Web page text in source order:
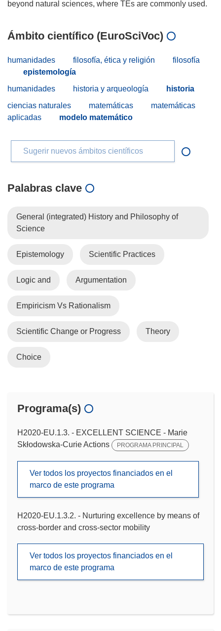
Ámbito científico (EuroSciVoc)
humanidades filosofía, ética y religión
filosofía
epistemología
humanidades
historia y arqueología
historia
ciencias naturales
matemáticas
matemáticas
aplicadas
modelo matemático
Sugerir nuevos ámbitos científicos
Palabras clave
General (integrated) History and Philosophy of
Science
Epistemology Scientific Practices
Logic and Argumentation
Empiricism Vs Rationalism
Scientific Change or Progress Theory
Choice
Programa(s)
H2020-EU.1.3. - EXCELLENT SCIENCE - Marie
Skłodowska-Curie Actions
PROGRAMA PRINCIPAL
Ver todos los proyectos financiados en el
marco de este programa
H2020-EU.1.3.2. - Nurturing excellence by means of
cross-border and cross-sector mobility
Ver todos los proyectos financiados en el
marco de este programa